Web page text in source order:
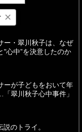
週間
ー・翠川秋子は、なぜ
"心中”を決意したのか
ーが子どもをおいて年
翠川秋子心中事件」
のトライ。
×